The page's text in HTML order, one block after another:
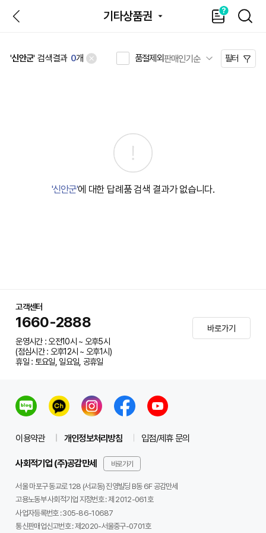
뒤
기타상품권
가
이
'신안군' 검색결과 0개 품절제외 필터
'신안군'에 대한 답례품 검색 결과가 없습니다.
고객센터
1660-2888
운영시간 : 오전10시 ~ 오후5시
(점심시간 : 오후12시 ~ 오후1시)
휴일 : 토요일, 일요일, 공휴일
바로가기
이용약관 개인정보처리방침 입점/제휴 문의
사회적기업 (주)공감만세 바로가기
서울 마포구 동교로 128 (서교동) 진영빌딩 B동 6F 공감만세
고용노동부 사회적기업 지정번호 : 제 2012-061호
사업자등록번호 :305-86-10687
통신판매업신고번호 :제2020-서울중구-0701호